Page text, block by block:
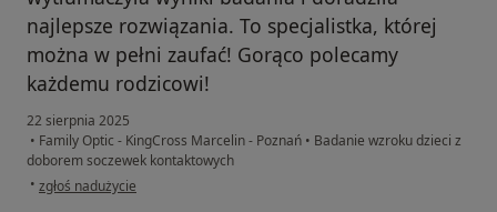
najlepsze rozwiązania. To specjalistka, której
można w pełni zaufać! Gorąco polecamy
każdemu rodzicowi!
22 sierpnia 2025
• Family Optic - KingCross Marcelin - Poznań • Badanie wzroku dzieci z
doborem soczewek kontaktowych
• w opinii użytkownika Karolina
zgłoś nadużycie